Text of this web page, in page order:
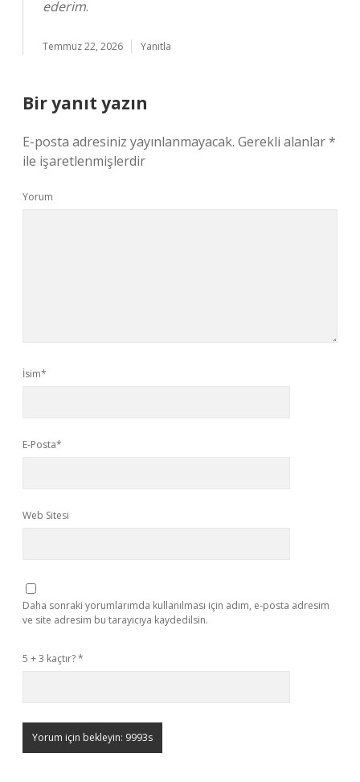
ederim.
Temmuz 22, 2026 Yanıtla
Bir yanıt yazın
E-posta adresiniz yayınlanmayacak. Gerekli alanlar*
ile işaretlenmişlerdir
Yorum
İsim*
E-Posta*
Web Sitesi
Daha sonraki yorumlarımda kullanılması için adım, e-posta adresim
ve site adresim bu tarayıcıya kaydedilsin.
5 + 3 kaçtır?*